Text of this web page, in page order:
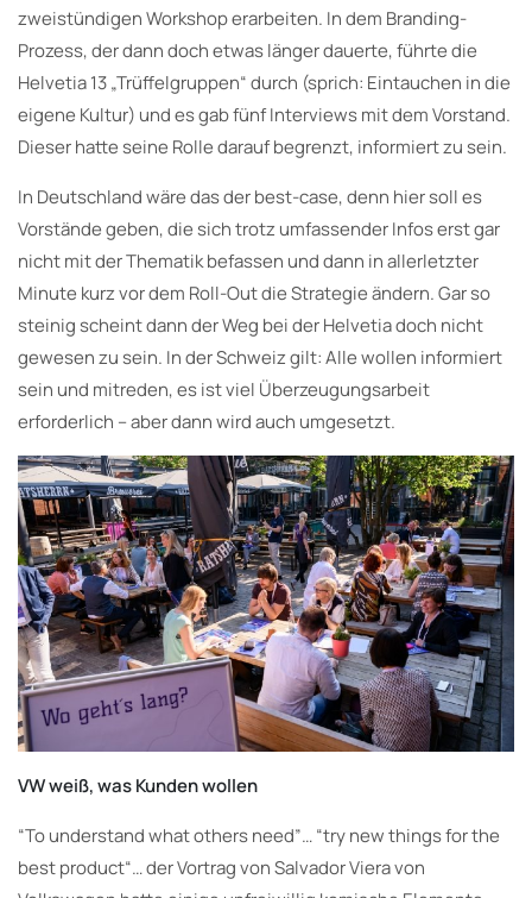
zweistündigen Workshop erarbeiten. In dem Branding-
Prozess, der dann doch etwas länger dauerte, führte die
Helvetia 13 „Trüffelgruppen“ durch (sprich: Eintauchen in die
eigene Kultur) und es gab fünf Interviews mit dem Vorstand.
Dieser hatte seine Rolle darauf begrenzt, informiert zu sein.
In Deutschland wäre das der best-case, denn hier soll es
Vorstände geben, die sich trotz umfassender Infos erst gar
nicht mit der Thematik befassen und dann in allerletzter
Minute kurz vor dem Roll-Out die Strategie ändern. Gar so
steinig scheint dann der Weg bei der Helvetia doch nicht
gewesen zu sein. In der Schweiz gilt: Alle wollen informiert
sein und mitreden, es ist viel Überzeugungsarbeit
erforderlich – aber dann wird auch umgesetzt.
VW weiß, was Kunden wollen
“To understand what others need”… “try new things for the
best product“… der Vortrag von Salvador Viera von